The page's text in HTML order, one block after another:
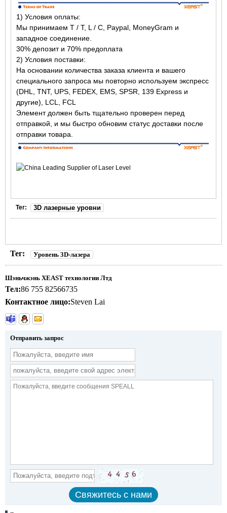
1) Условия оплаты:
Мы принимаем T / T, L / C, Paypal, MoneyGram и
западное соединение.
30% депозит и 70% предоплата
2) Условия поставки:
На основании количества заказа клиента и вашего
специального запроса мы повторно используем экспресс
(DHL, TNT, UPS, FEDEX, EMS, SPSR, 139 Express и
другие), LCL, FCL
Элемент должен быть тщательно проверен перед
отправкой, и мы быстро обновим статус доставки после
отправки товара.
Тег: 3D лазерные уровни
Тег: Уровень 3D-лазера
Шэньчжэнь XEAST технологии Лтд
Тел:86 755 82566735
Контактное лицо:Steven Lai
Отправить запрос